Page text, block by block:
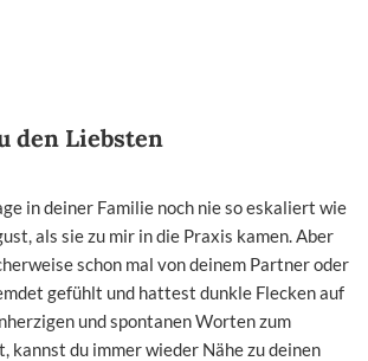
den Liebsten
in deiner Familie noch nie so eskaliert wie
als sie zu mir in die Praxis kamen. Aber
schon mal von deinem Partner oder
gefühlt und hattest dunkle Flecken auf
und spontanen Worten zum
kannst du immer wieder Nähe zu deinen